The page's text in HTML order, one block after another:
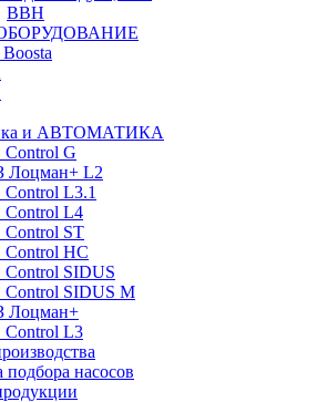
ВВН
ОБОРУДОВАНИЕ
и АВТОМАТИКА
Control G
Лоцман+ L2
L3.1
Control L4
Control ST
Control HC
Control SIDUS
Control SIDUS M
Лоцман+
Control L3
насосов